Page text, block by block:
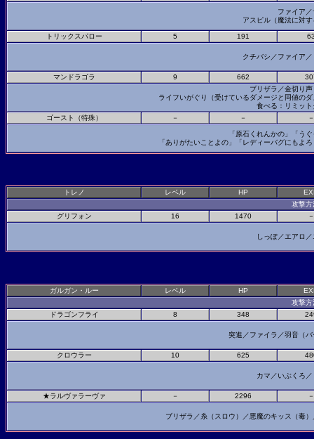
ファイア
アスピル（魔法に対
トリックスパロー 5 191
クチバシ／ファイア
マンドラゴラ 9 662
ブリザラ／金切り
ライフいがぐり（受けているダメージと同値の
食べる：リミッ
ゴースト（特殊）
－ － －
「原石くれんかの」「
「ありがたいことよの」「レディーバグにもよ
トレノ レベル HP
攻撃
グリフォン
16 1470 －
しっぽ／エアロ
ガルガン・ルー レベル HP
攻撃
ドラゴンフライ
8 348
突進／ファイラ／羽音（
クロウラー 10 625
カマ／いぶくろ
★ラルヴァラーヴァ － 2296 －
ブリザラ／糸（スロウ）／悪魔のキッス（毒